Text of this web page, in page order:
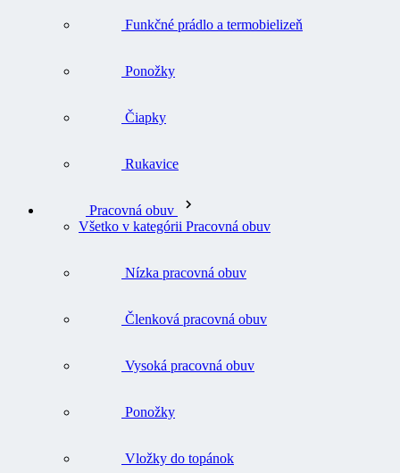
Funkčné prádlo a termobielizeň
Ponožky
Čiapky
Rukavice
Pracovná obuv
Všetko v kategórii Pracovná obuv
Nízka pracovná obuv
Členková pracovná obuv
Vysoká pracovná obuv
Ponožky
Vložky do topánok